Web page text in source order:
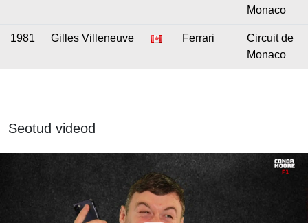
Monaco
1981 Gilles Villeneuve Ferrari
Circuit de
Monaco
Seotud videod